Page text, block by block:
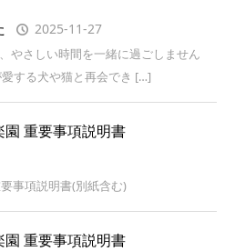
2025-11-27
やさしい時間を一緒に過ごしません
する犬や猫と再会でき […]
重要事項説明書
事項説明書(別紙含む)
重要事項説明書